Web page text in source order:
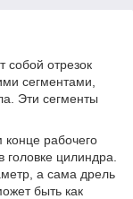
собой отрезок
сегментами,
Эти сегменты
рабочего
цилиндра.
а сама дрель
быть как